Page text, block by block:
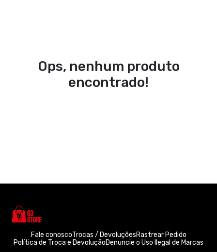
Ops, nenhum produto
encontrado!
Fale conoscoTrocas / DevoluçõesRastrear Pedido
Política de Troca e DevoluçãoDenuncie o Uso Ilegal de Marcas